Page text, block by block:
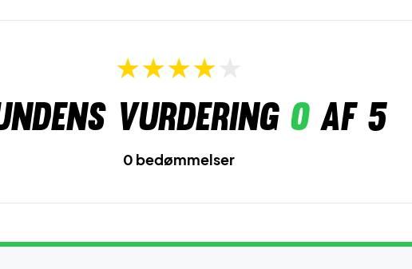
vurdering 0af 5
0 bedømmelser